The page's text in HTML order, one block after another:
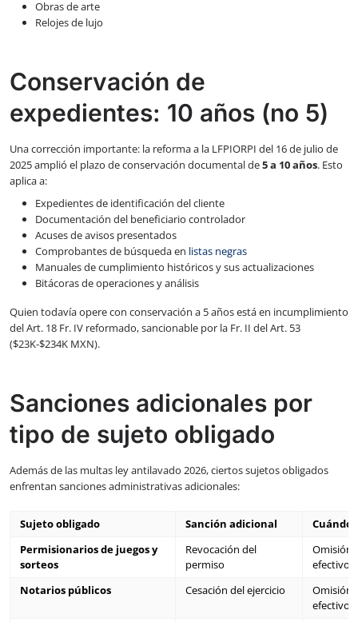
Obras de arte
Relojes de lujo
Conservación de
expedientes: 10 años (no 5)
Una corrección importante: la reforma a la LFPIORPI del 16 de julio de
2025 amplió el plazo de conservación documental de5 a 10 años. Esto
aplica a:
Expedientes de identificación del cliente
Documentación del beneficiario controlador
Acuses de avisos presentados
Comprobantes de búsqueda en listas negras
Manuales de cumplimiento históricos y sus actualizaciones
Bitácoras de operaciones y análisis
Quien todavía opere con conservación a 5 años está en incumplimiento
del Art. 18 Fr. IV reformado, sancionable por la Fr. II del Art. 53
($23K-$234K MXN).
Sanciones adicionales por
tipo de sujeto obligado
Además de las multas ley antilavado 2026, ciertos sujetos obligados
enfrentan sanciones administrativas adicionales:
Sujeto obligado Sanción adicional
Cuándo
Permisionarios de juegos y
sorteos
Revocación del
permiso
Omisión
efectivo
Notarios públicos
Cesación del ejercicio
Omisión
efectivo